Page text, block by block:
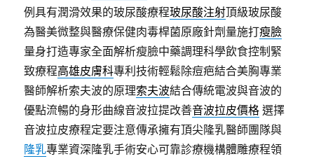
例具有潤滑效果的玻尿酸療程玻尿酸注射頂級玻尿酸
為醫美微整與醫療保健肉毒桿菌原廠針劑量施打瘦臉
量身打造專家全面解析瘦臉中藥調理科學飲食控制緊
致療程高雄皮膚科專利技術輕鬆除痘疤結合美胸專業
醫師解析索夫波的原理索夫波結合傳統電波與音波的
優點流暢的身形曲線音波拉提改善音波拉皮價格 選擇
音波拉皮療程定要注意傳承擁有頂尖隆乳醫師團隊與
隆乳專業資深隆乳手術安心可靠診療機構體雕療程領